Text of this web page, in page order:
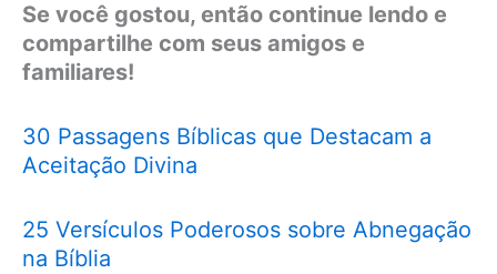
Se você gostou, então continue lendo e
compartilhe com seus amigos e
familiares!
30 Passagens Bíblicas que Destacam a
Aceitação Divina
25 Versículos Poderosos sobre Abnegação
na Bíblia